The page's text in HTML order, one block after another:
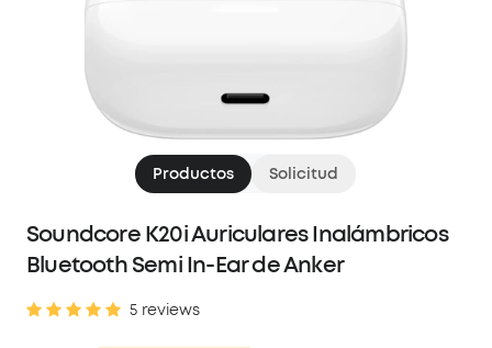
Productos Solicitud
Soundcore K20i Auriculares Inalámbricos
Bluetooth Semi In-Ear de Anker
5 reviews